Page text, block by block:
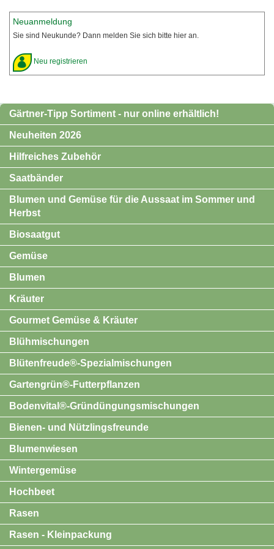
Neuanmeldung
Sie sind Neukunde? Dann melden Sie sich bitte hier an.
Neu registrieren
Gärtner-Tipp Sortiment - nur online erhältlich!
Neuheiten 2026
Hilfreiches Zubehör
Saatbänder
Blumen und Gemüse für die Aussaat im Sommer und
Herbst
Biosaatgut
Gemüse
Blumen
Kräuter
Gourmet Gemüse & Kräuter
Blühmischungen
Blütenfreude®-Spezialmischungen
Gartengrün®-Futterpflanzen
Bodenvital®-Gründüngungsmischungen
Bienen- und Nützlingsfreunde
Blumenwiesen
Wintergemüse
Hochbeet
Rasen
Rasen - Kleinpackung